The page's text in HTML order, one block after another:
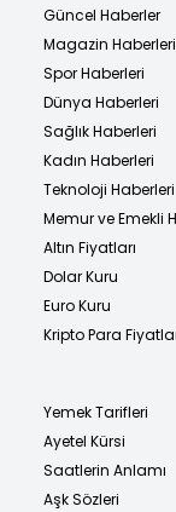
Güncel Haberler
Magazin Haberleri
Spor Haberleri
Dünya Haberleri
Sağlık Haberleri
Kadın Haberleri
Teknoloji Haberleri
Memur ve Emekli
Altın Fiyatları
Dolar Kuru
Euro Kuru
Kripto Para
Yemek Tarifleri
Ayetel Kürsi
Saatlerin Anlamı
Aşk Sözleri